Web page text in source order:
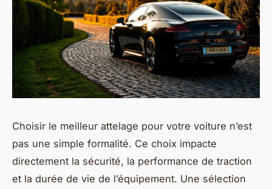
Choisir le meilleur attelage pour votre voiture n’est
pas une simple formalité. Ce choix impacte
directement la sécurité, la performance de traction
et la durée de vie de l’équipement. Une sélection